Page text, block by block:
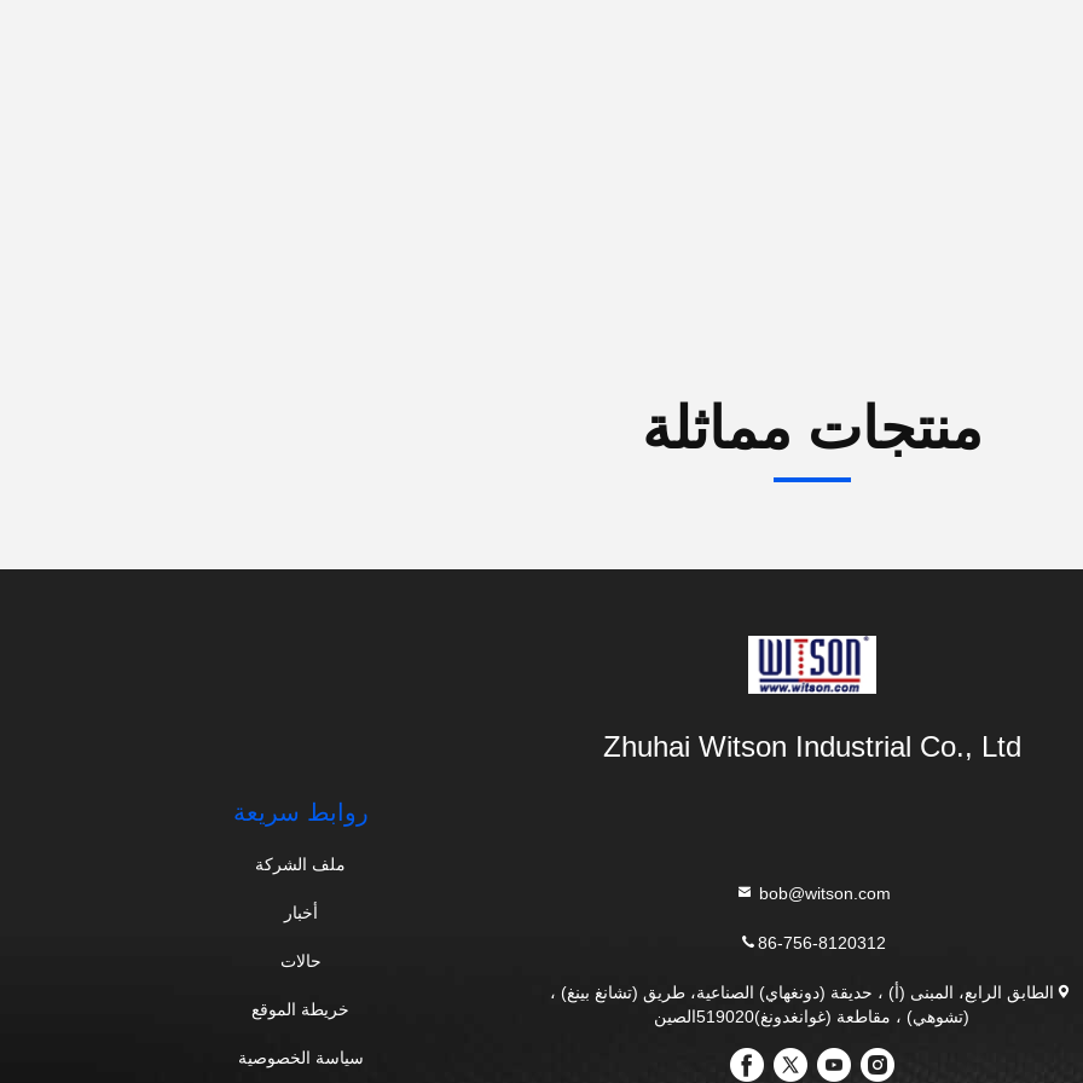
منتجات مماثلة
Zhuhai Witson Industrial Co., Ltd
bob@witson.com
86-756-8120312
الطابق الرابع، المبنى (أ) ، حديقة (دونغهاي) الصناعية، طريق (تشانغ بينغ) ،
(تشوهي) ، مقاطعة (غوانغدونغ)519020الصين
روابط سريعة
ملف الشركة
أخبار
حالات
خريطة الموقع
سياسة الخصوصية